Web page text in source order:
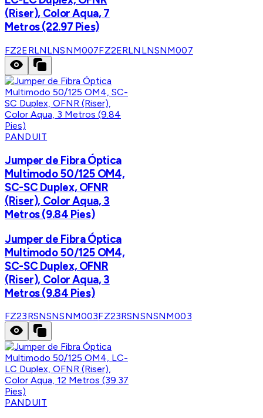
(Riser), Color Aqua, 7
Metros (22.97 Pies)
FZ2ERLNLNSNM007FZ2ERLNLNSNM007
PANDUIT
Jumper de Fibra Óptica
Multimodo 50/125 OM4,
SC-SC Duplex, OFNR
(Riser), Color Aqua, 3
Metros (9.84 Pies)
Jumper de Fibra Óptica
Multimodo 50/125 OM4,
SC-SC Duplex, OFNR
(Riser), Color Aqua, 3
Metros (9.84 Pies)
FZ23RSNSNSNM003FZ23RSNSNSNM003
PANDUIT